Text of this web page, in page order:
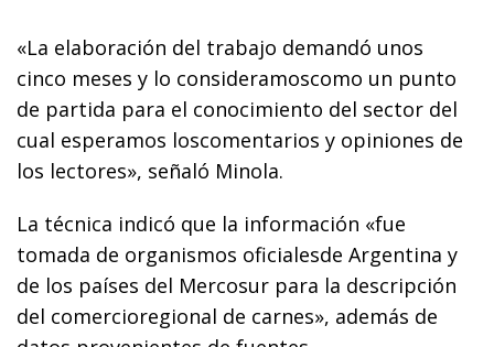
«La elaboración del trabajo demandó unos
cinco meses y lo consideramoscomo un punto
de partida para el conocimiento del sector del
cual esperamos loscomentarios y opiniones de
los lectores», señaló Minola.
La técnica indicó que la información «fue
tomada de organismos oficialesde Argentina y
de los países del Mercosur para la descripción
del comercioregional de carnes», además de